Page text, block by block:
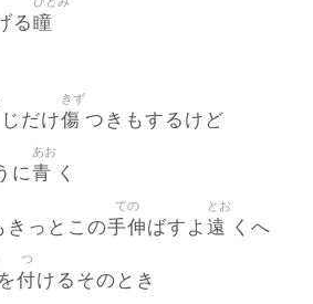
る瞳
じだけ傷
きず
つきもするけど
に青
あお
く
きっとこの手伸
ての
ばすよ 遠
とお
くへ
を付
つ
けるそのとき